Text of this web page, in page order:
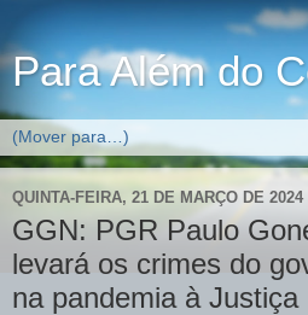
Para Além do
QUINTA-FEIRA, 21 DE MARÇO DE 2024
GGN: PGR Paulo
levará os crimes do
na pandemia à Justiça